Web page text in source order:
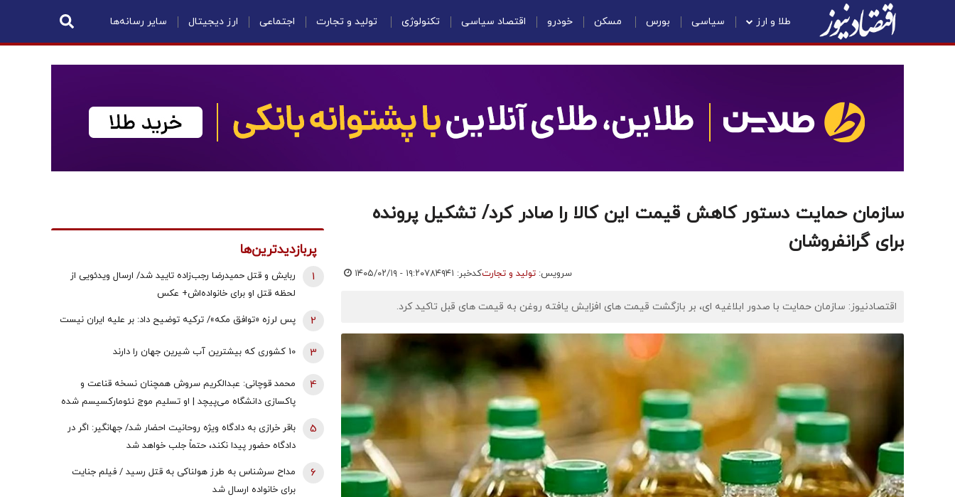
طلا و ارز سیاسی بورس مسکن خودرو اقتصاد سیاسی تکنولوژی تولید و تجارت اجتماعی ارز دیجیتال سایر رسانه‌ها
سازمان حمایت دستور کاهش قیمت این کالا را صادر کرد/ تشکیل پرونده
برای گرانفروشان
سرویس: تولید و تجارتکدخبر: ۷۸۴۹۴۱ ۱۴۰۵/۰۲/۱۹ - ۱۹:۲۰
اقتصادنیوز: سازمان حمایت با صدور ابلاغیه ای، بر بازگشت قیمت های افزایش یافته روغن به قیمت های قبل تاکید کرد.
پربازدیدترین‌ها
ربایش و قتل حمیدرضا رجب‌زاده تایید شد/ ارسال ویدئویی از
لحظه قتل او برای خانواده‌اش+ عکس
1
پس لرزه «توافق مکه»/ ترکیه توضیح داد: بر علیه ایران نیست 2
10 کشوری که بیشترین آب شیرین جهان را دارند 3
محمد قوچانی: عبدالکریم سروش همچنان نسخه قناعت و
پاکسازی دانشگاه می‌پیچد | او تسلیم موج نئومارکسیسم شده
است | سروش به زبان چپ سخن می‌گوید و نظام بازار آزاد
رقابتی را با برچسب کاپیتالیسم توضیح می‌دهد
4
باقر خرازی به دادگاه ویژه روحانیت احضار شد/ جهانگیر: اگر در
دادگاه حضور پیدا نکند، حتماً جلب خواهد شد
5
مداح سرشناس به طرز هولناکی به قتل رسید / فیلم جنایت
برای خانواده ارسال شد
6